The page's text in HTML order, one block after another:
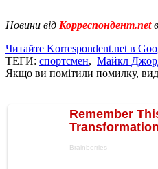
Новини від Корреспондент.net
Читайте Korrespondent.net в
ТЕГИ: спортсмен, Майкл
Якщо ви помітили помилку,